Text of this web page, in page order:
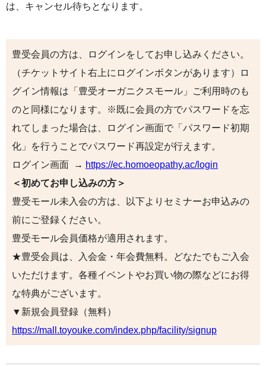
は、キャンセル待ちとなります。
豊受会員の方は、ログインをしてお申し込みください。
（チケットサイト右上にログインボタンがあります）ロ
グイン情報は「豊受オーガニクスモール」ご利用時のも
のと同様になります。※既に会員の方でパスワードを忘
れてしまった場合は、ログイン画面で「パスワード初期
化」を行うことでパスワード再設定が行えます。
ログイン画面 → https://ec.homoeopathy.ac/login
＜初めてお申し込みの方＞
豊受モール未入会の方は、以下よりセミナーお申込みの
前にご登録ください。
豊受モール会員価格が適用されます。
★豊受会員は、入会金・年会費無料。どなたでもご入会
いただけます。各種イベントやお買い物の際などにお得
な特典がございます。
▼新規会員登録（無料）
https://mall.toyouke.com/index.php/facility/signup